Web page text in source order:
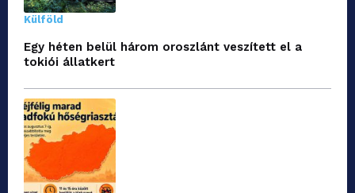
Külföld
Egy héten belül három oroszlánt veszített el a
tokiói állatkert